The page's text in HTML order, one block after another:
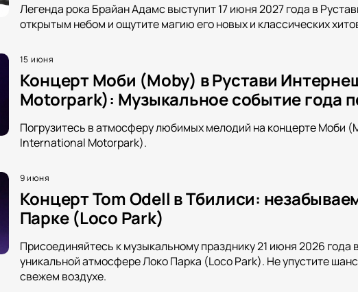
Легенда рока Брайан Адамс выступит 17 июня 2027 года в
открытым небом и ощутите магию его новых и классических
15 июня
Концерт Моби (Moby) в Рустави
Motorpark): Музыкальное событие года
Погрузитесь в атмосферу любимых мелодий на концерте Моби
International Motorpark).
9 июня
Концерт Tom Odell в Тбилиси:
Парке (Loco Park)
Присоединяйтесь к музыкальному празднику 21 июня 2026
уникальной атмосфере Локо Парка (Loco Park). Не упустите
свежем воздухе.